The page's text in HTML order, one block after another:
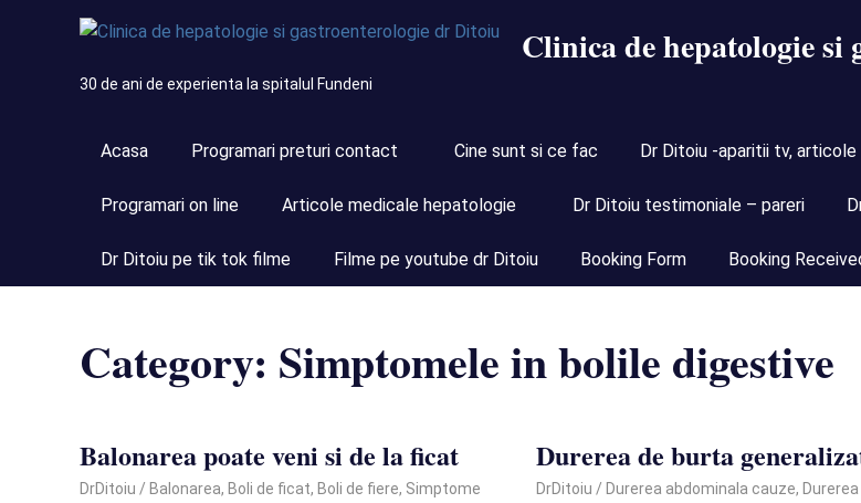
Clinica de hepatologie
30 de ani de experienta la spitalul Fundeni
Acasa Programari preturi contact Cine sunt si ce fac Dr Ditoiu -aparitii tv, articole
Programari on line Articole medicale hepatologie Dr Ditoiu testimoniale – pareri
Dr Ditoiu pe tik tok filme Filme pe youtube dr Ditoiu Booking Form Booking
Category: Simptomele in bolile digestive
Balonarea poate veni si de la ficat
March 12, 2021
DrDitoiu Balonarea, Boli de ficat, Boli de fiere, Simptome
Durerea de burta
October 5, 2020
DrDitoiu Durerea abdominala cauze,